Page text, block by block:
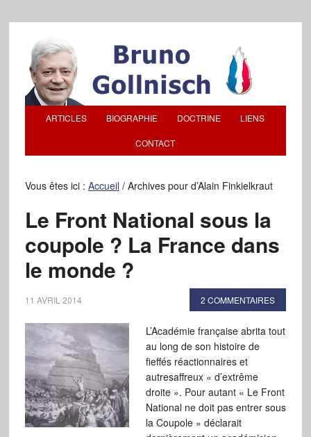
ARTICLES BIOGRAPHIE DOCTRINE LIENS
CONTACT
Vous êtes ici : Accueil /Archives pour d’Alain Finkielkraut
Le Front National sous la
coupole ? La France dans
le monde ?
11 AVRIL 2014 2 COMMENTAIRES
L’Académie française abrita tout
au long de son histoire de
fieffés réactionnaires et
autresaffreux « d’extrême
droite ». Pour autant « Le Front
National ne doit pas entrer sous
la Coupole » déclarait